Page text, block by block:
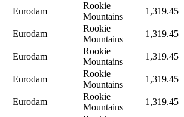
Eurodam
Rookie
Mountains
1,319.45
Eurodam
Rookie
Mountains
1,319.45
Eurodam
Rookie
Mountains
1,319.45
Eurodam
Rookie
Mountains
1,319.45
Eurodam
Rookie
Mountains
1,319.45